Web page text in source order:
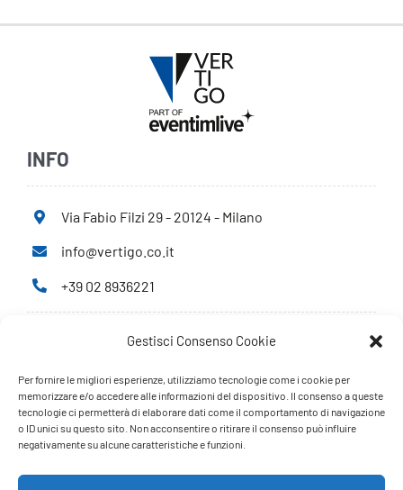
Gestisci Consenso Cookie
Per fornire le migliori esperienze, utilizziamo tecnologie come i cookie per
memorizzare e/o accedere alle informazioni del dispositivo. Il consenso a queste
tecnologie ci permetterà di elaborare dati come il comportamento di navigazione
o ID unici su questo sito. Non acconsentire o ritirare il consenso può influire
negativamente su alcune caratteristiche e funzioni.
INFO
Via Fabio Filzi 29 - 20124 - Milano
info@vertigo.co.it
+39 02 8936221
Privacy Policy
Cookie Policy
PARTNERS